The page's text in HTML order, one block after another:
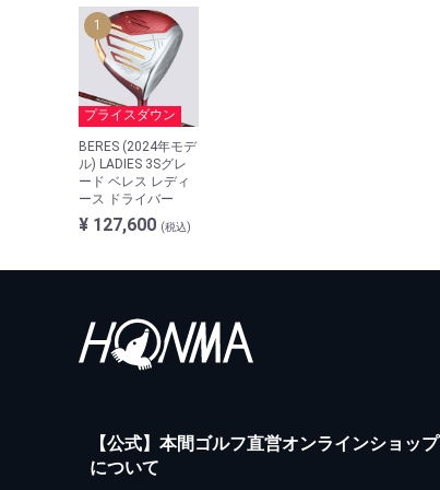
プライスダウン
BERES (2024年モデ
ル) LADIES 3Sグレ
ード ベレス レディ
ース ドライバー
¥ 127,600 (税込)
【公式】本間ゴルフ直営オンラインショップ
について